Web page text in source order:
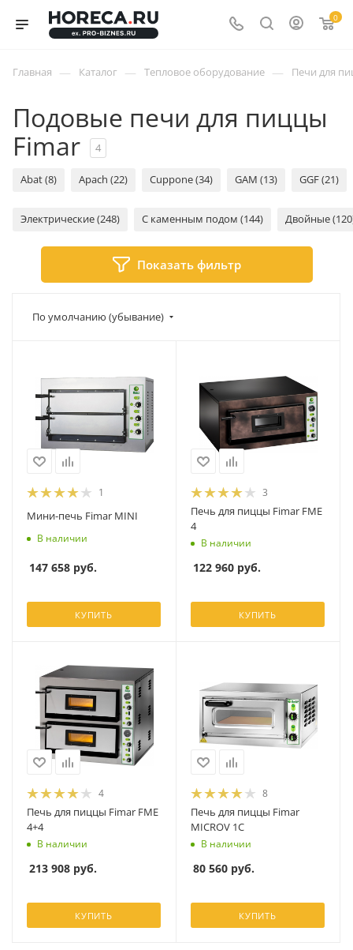
0
Главная — Каталог — Тепловое оборудование — Печи для
Подовые печи для пиццы
Fimar
4
Abat (8) Apach (22) Cuppone (34) GAM (13) GGF (21)
Электрические (248) С каменным подом (144) Двойные
Показать фильтр
По умолчанию (убывание)
1
Мини-печь Fimar MINI
В наличии
147 658 руб.
КУПИТЬ
3
Печь для пиццы Fimar FME
4
В наличии
122 960 руб.
КУПИТЬ
4
Печь для пиццы Fimar FME
4+4
В наличии
213 908 руб.
КУПИТЬ
8
Печь для пиццы Fimar
MICROV 1С
В наличии
80 560 руб.
КУПИТЬ